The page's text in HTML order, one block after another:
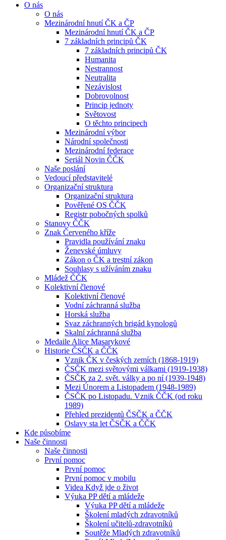
O nás
O nás
Mezinárodní hnutí ČK a ČP
Mezinárodní hnutí ČK a ČP
7 základních principů ČK
7 základních principů ČK
Humanita
Nestrannost
Neutralita
Nezávislost
Dobrovolnost
Princip jednoty
Světovost
O těchto principech
Mezinárodní výbor
Národní společnosti
Mezinárodní federace
Seriál Novin ČČK
Naše poslání
Vedoucí představitelé
Organizační struktura
Organizační struktura
Pověřené OS ČČK
Registr pobočných spolků
Stanovy ČČK
Znak Červeného kříže
Pravidla používání znaku
Ženevské úmluvy
Zákon o ČK a trestní zákon
Souhlasy s užíváním znaku
Mládež ČČK
Kolektivní členové
Kolektivní členové
Vodní záchranná služba
Horská služba
Svaz záchranných brigád kynologů
Skalní záchranná služba
Medaile Alice Masarykové
Historie ČSČK a ČČK
Vznik ČK v českých zemích (1868-1919)
ČSČK mezi světovými válkami (1919-1938)
ČSČK za 2. svět. války a po ní (1939-1948)
Mezi Únorem a Listopadem (1948-1989)
ČSČK po Listopadu. Vznik ČČK (od roku
1989)
Přehled prezidentů ČSČK a ČČK
Oslavy sta let ČSČK a ČČK
Kde působíme
Naše činnosti
Naše činnosti
První pomoc
První pomoc
První pomoc v mobilu
Videa Když jde o život
Výuka PP dětí a mládeže
Výuka PP dětí a mládeže
Školení mladých zdravotníků
Školení učitelů-zdravotníků
Soutěže Mladých zdravotníků